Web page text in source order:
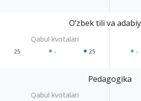
O‘zbek tili va
25 - 25 -
Pedagogika